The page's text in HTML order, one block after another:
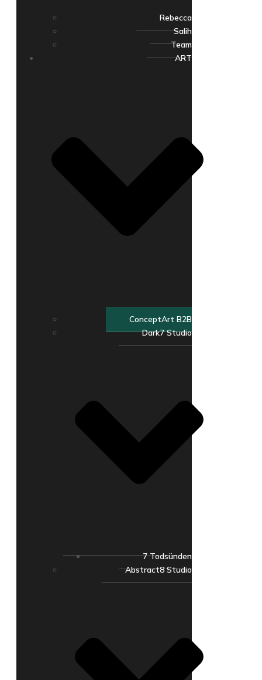
Rebecca
Salih
Team
ART
ConceptArt B2B
Dark7 Studio
7 Todsünden
Abstract8 Studio